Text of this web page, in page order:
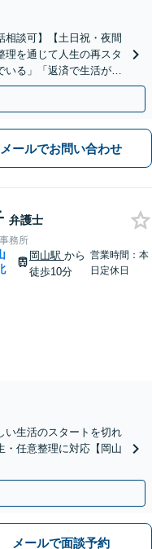
相談可】【土日祝・夜間
理を通じて人生の再スタ
いる」「返済で生活が苦
トします。
メールでお問い合わせ
弁護士
務所
岡山駅 から
徒歩10分
営業時間：本
日定休日
い生活のスタートを切れ
・任意整理に対応【岡山
メールで面談予約